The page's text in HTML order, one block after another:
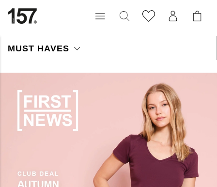
MUST HAVES
sæsonen. Perfekte styles, du vil bruge igen og igen.